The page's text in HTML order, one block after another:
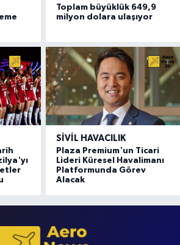
Toplam büyüklük 649,9
milyon dolara ulaşıyor
SIVIL HAVACILIK
Plaza Premium'un Ticari
Lideri Küresel Havalimanı
Platformunda Görev
Alacak